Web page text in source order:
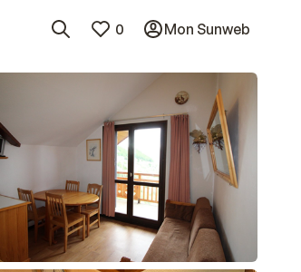
0 Mon Sunweb